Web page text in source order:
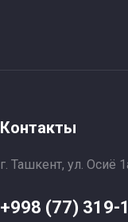
Контакты
г. Ташкент, ул. Осиё
+998 (77) 319-